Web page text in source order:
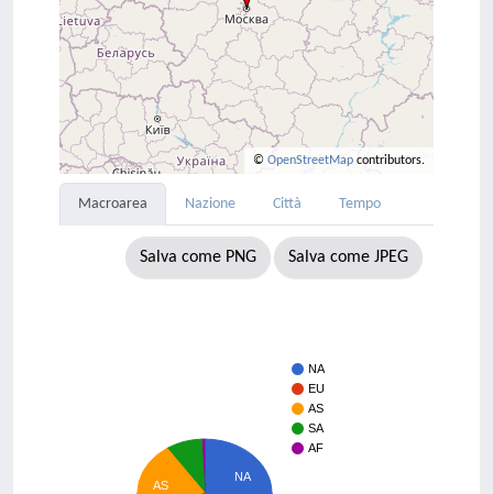
© OpenStreetMap contributors.
Macroarea Nazione Città Tempo
Salva come PNG Salva come JPEG
NA
EU
AS
SA
AF
NA
AS